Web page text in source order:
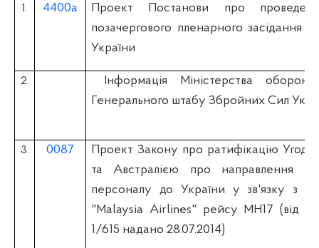
1. 4400а
Проект Постанови про
позачергового пленарного засідання
України
2.
Інформація Міністерства
Генерального штабу Збройних Сил
3. 0087
Проект Закону про ратифікацію
та Австралією про направлення
персоналу до України у зв'язку з
"Malaysia Airlines" рейсу MH17 (вiд
1/615 надано 28.07.2014)